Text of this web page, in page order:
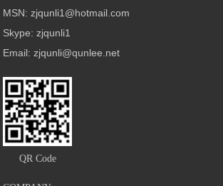
MSN: zjqunli1@hotmail.com
Skype: zjqunli1
Email: zjqunli@qunlee.net
QR Code